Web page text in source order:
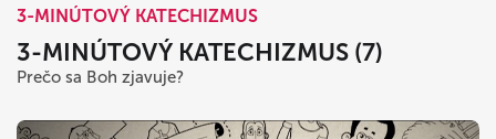
3-MINÚTOVÝ KATECHIZMUS
3-MINÚTOVÝ KATECHIZMUS (7)
Prečo sa Boh zjavuje?